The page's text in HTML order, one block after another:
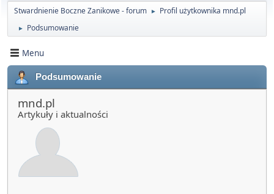
Stwardnienie Boczne Zanikowe - forum ► Profil użytkownika mnd.pl
► Podsumowanie
Menu
Podsumowanie
mnd.pl
Artykuły i aktualności